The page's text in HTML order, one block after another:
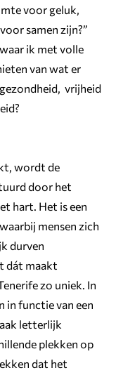
voor geluk,
samen zijn?”
ik met volle
van wat er
vrijheid
wordt de
door het
hart. Het is een
mensen zich
durven
dát maakt
zo uniek. In
in functie van een
letterlijk
plekken op
dat het